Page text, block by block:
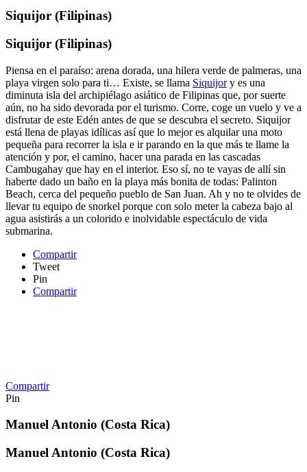
Siquijor (Filipinas)
Siquijor (Filipinas)
Piensa en el paraíso: arena dorada, una hilera verde de palmeras, una
playa virgen solo para ti… Existe, se llama Siquijory es una
diminuta isla del archipiélago asiático de Filipinas que, por suerte
aún, no ha sido devorada por el turismo. Corre, coge un vuelo y ve a
disfrutar de este Edén antes de que se descubra el secreto. Siquijor
está llena de playas idílicas así que lo mejor es alquilar una moto
pequeña para recorrer la isla e ir parando en la que más te llame la
atención y por, el camino, hacer una parada en las cascadas
Cambugahay que hay en el interior. Eso sí, no te vayas de allí sin
haberte dado un baño en la playa más bonita de todas: Palinton
Beach, cerca del pequeño pueblo de San Juan. Ah y no te olvides de
llevar tu equipo de snorkel porque con solo meter la cabeza bajo al
agua asistirás a un colorido e inolvidable espectáculo de vida
submarina.
Compartir
Tweet
Pin
Compartir
Compartir
Pin
Manuel Antonio (Costa Rica)
Manuel Antonio (Costa Rica)